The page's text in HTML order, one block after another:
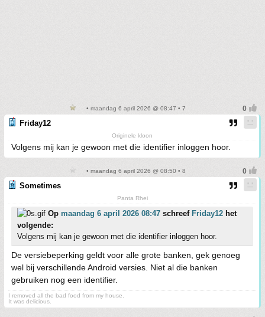
• maandag 6 april 2026 @ 08:47 • 7
Friday12
Originele kloon
Volgens mij kan je gewoon met die identifier inloggen hoor.
• maandag 6 april 2026 @ 08:50 • 8
Sometimes
Panta Rhei
Op maandag 6 april 2026 08:47 schreef Friday12 het
volgende:
Volgens mij kan je gewoon met die identifier inloggen hoor.
De versiebeperking geldt voor alle grote banken, gek genoeg
wel bij verschillende Android versies. Niet al die banken
gebruiken nog een identifier.
I removed all the bad food from my house.
It was delicious.